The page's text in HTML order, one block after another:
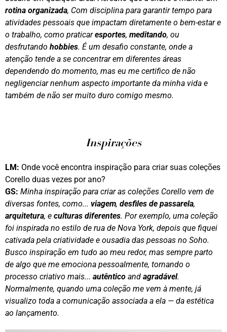
rotina organizada, Com disciplina para garantir tempo para
atividades pessoais que impactam diretamente o bem-estar e
o trabalho, como praticaresportes, meditando, ou
desfrutando hobbies. É um desafio constante, onde a
atenção tende a se concentrar em diferentes áreas
dependendo do momento, mas eu me certifico de não
negligenciar nenhum aspecto importante da minha vida e
também de não ser muito duro comigo mesmo.
Inspirações
LM: Onde você encontra inspiração para criar suas coleções
Corello duas vezes por ano?
GS: Minha inspiração para criar as coleções Corello vem de
diversas fontes, como... viagem, desfiles de passarela,
arquitetura, e culturas diferentes. Por exemplo, uma coleção
foi inspirada no estilo de rua de Nova York, depois que fiquei
cativada pela criatividade e ousadia das pessoas no Soho.
Busco inspiração em tudo ao meu redor, mas sempre parto
de algo que me emociona pessoalmente, tornando o
processo criativo mais... autêntico and agradável.
Normalmente, quando uma coleção me vem à mente, já
visualizo toda a comunicação associada a ela — da estética
ao lançamento.